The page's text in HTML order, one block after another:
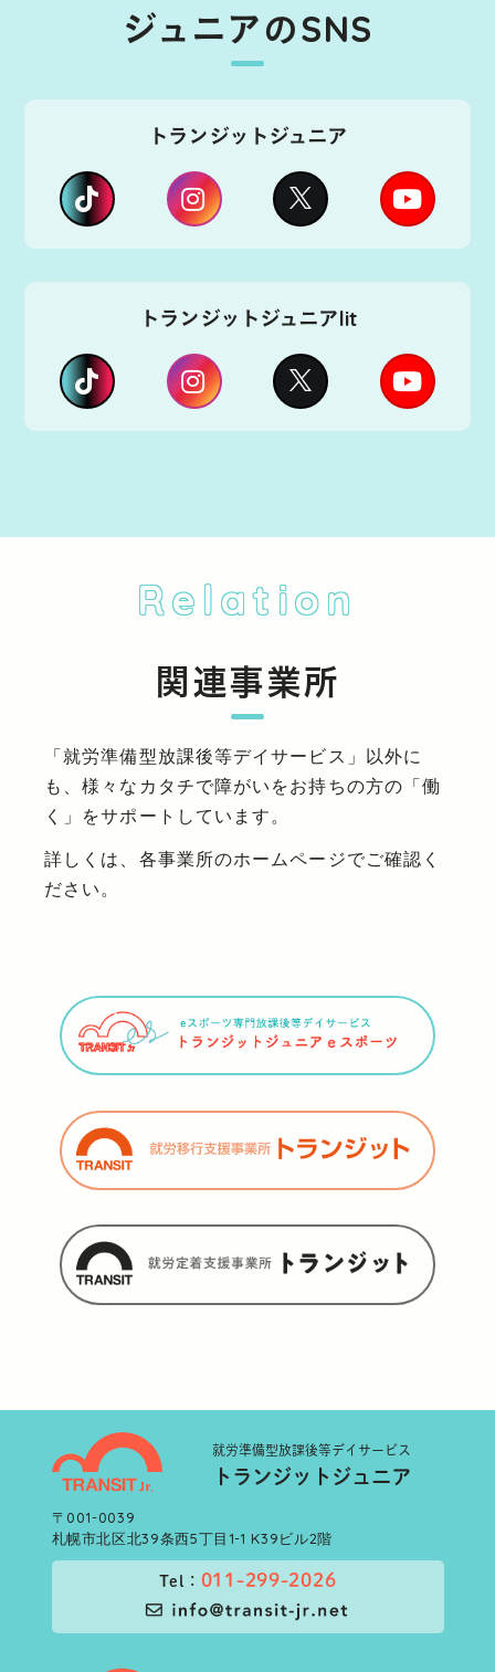
ジュニアのSNS
トランジットジュニア
トランジットジュニアlit
Relation
関連事業所
「就労準備型放課後等デイサービス」以外に
も、様々なカタチで障がいをお持ちの方の「働
く」をサポートしています。
詳しくは、各事業所のホームページでご確認く
ださい。
就労準備型放課後等デイサービス
トランジットジュニア
〒001-0039
札幌市北区北39条西5丁目1-1 K39ビル2階
Tel： 011-299-2026